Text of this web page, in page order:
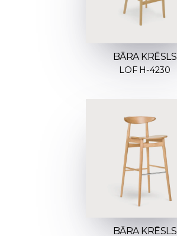
BĀRA KRĒSLS
LOF H-4230
BĀRA KRĒSLS